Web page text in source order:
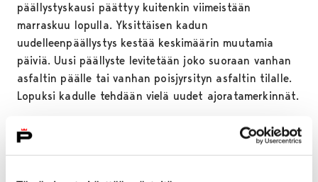
päällystyskausi päättyy kuitenkin viimeistään
marraskuu lopulla. Yksittäisen kadun
uudelleenpäällystys kestää keskimäärin muutamia
päiviä. Uusi päällyste levitetään joko suoraan vanhan
asfaltin päälle tai vanhan poisjyrsityn asfaltin tilalle.
Lopuksi kadulle tehdään vielä uudet ajoratamerkinnät.
– Suoraan vanhan asfaltin päälle asfaltoidaan usein
esimerkiksi silloin, kun katualue päällystetään koko
leveydeltä. Kun uudelleenpäällystyksen tarve on vain
toisella ajokaistalla, pitää vanha asfaltti jyrsiä pois,